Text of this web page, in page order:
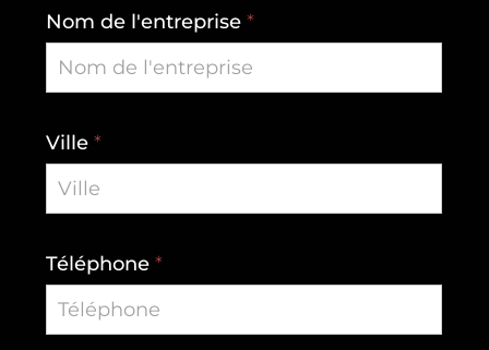
Nom de l'entreprise*
Ville*
Téléphone*